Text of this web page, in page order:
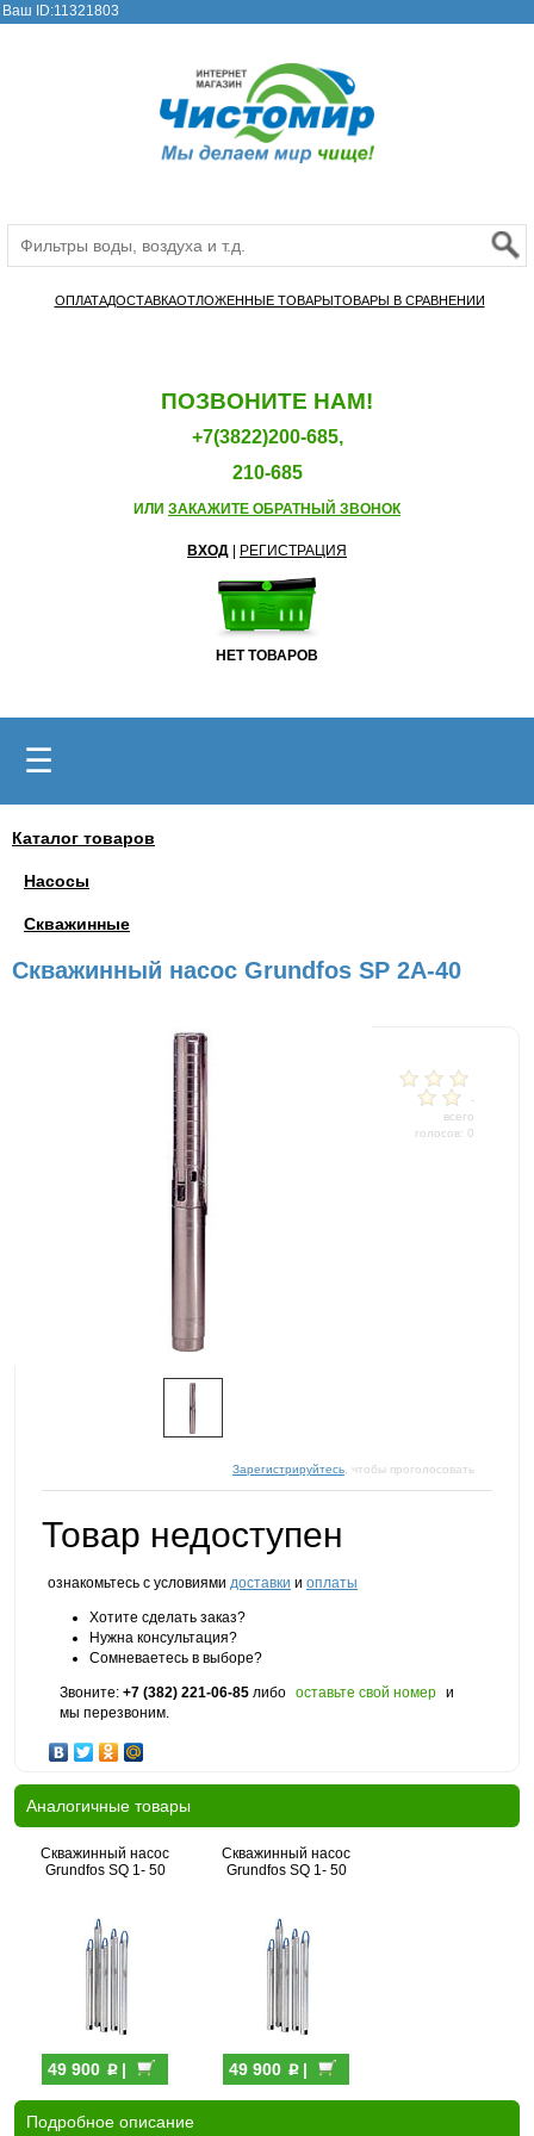
Ваш ID:11321803
ОПЛАТАДОСТАВКАОТЛОЖЕННЫЕ ТОВАРЫТОВАРЫ В СРАВНЕНИИ
ПОЗВОНИТЕ НАМ!
+7(3822)200-685,
210-685
ИЛИ ЗАКАЖИТЕ ОБРАТНЫЙ ЗВОНОК
ВХОД РЕГИСТРАЦИЯ
НЕТ ТОВАРОВ
☰
Каталог товаров
Насосы
Скважинные
Скважинный насос Grundfos SP 2A-40
-
всего
голосов: 0
Зарегистрируйтесь , чтобы проголосовать
Товар недоступен
ознакомьтесь с условиями доставки и оплаты
Хотите сделать заказ?
Нужна консультация?
Сомневаетесь в выборе?
Звоните: +7 (382) 221-06-85 либо оставьте свой номер и
мы перезвоним.
Аналогичные товары
Скважинный насос
Grundfos SQ 1- 50
49 900 p|
Скважинный насос
Grundfos SQ 1- 50
49 900 p|
Подробное описание